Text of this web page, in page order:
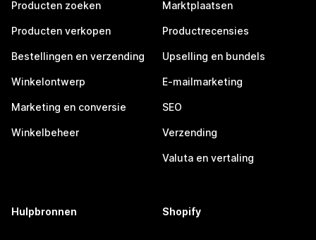
Producten zoeken
Producten verkopen
Bestellingen en verzending
Winkelontwerp
Marketing en conversie
Winkelbeheer
Marktplaatsen
Productrecensies
Upselling en bundels
E-mailmarketing
SEO
Verzending
Valuta en vertaling
Hulpbronnen Shopify